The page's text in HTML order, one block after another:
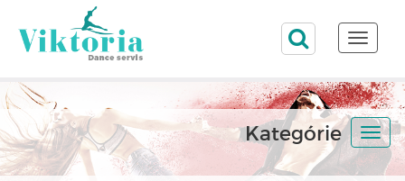
Toggle
Kategórie